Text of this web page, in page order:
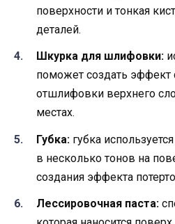
поверхности и тонкая
деталей.
Шкурка для шлифовки:
поможет создать эффект
отшлифовки верхнего
местах.
Губка: губка
в несколько тонов на
создания эффекта
Лессировочная паста: